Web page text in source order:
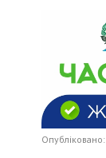
Опубліковано: